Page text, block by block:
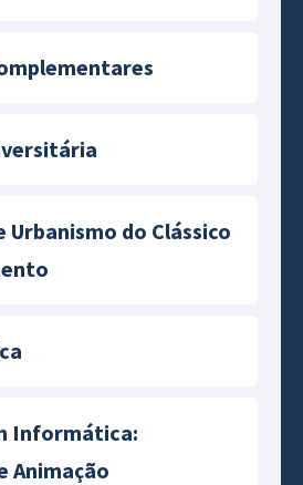
do Clássico
Informática:
Animação